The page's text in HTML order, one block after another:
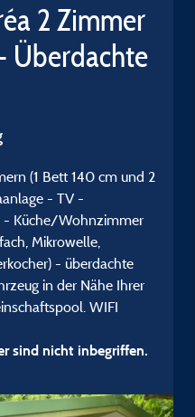
2 Zimmer
Überdachte
(1 Bett 140 cm und 2
- TV -
- Küche/Wohnzimmer
Mikrowelle,
- überdachte
in der Nähe Ihrer
WIFI
sind nicht inbegriffen.